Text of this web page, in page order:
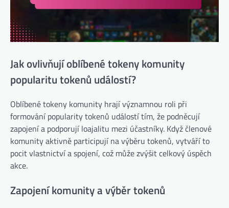
Jak ovlivňují oblíbené tokeny komunity
popularitu tokenů událostí?
Oblíbené tokeny komunity hrají významnou roli při
formování popularity tokenů událostí tím, že podněcují
zapojení a podporují loajalitu mezi účastníky. Když členové
komunity aktivně participují na výběru tokenů, vytváří to
pocit vlastnictví a spojení, což může zvýšit celkový úspěch
akce.
Zapojení komunity a výběr tokenů